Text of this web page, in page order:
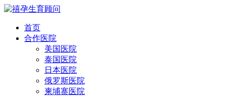
首页
合作医院
美国医院
泰国医院
日本医院
俄罗斯医院
柬埔寨医院